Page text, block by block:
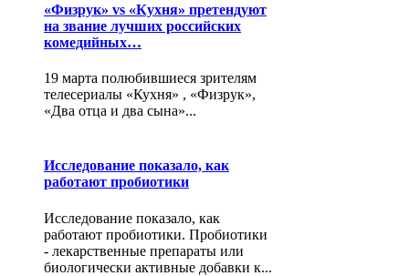
«Физрук» vs «Кухня» претендуют
на звание лучших российских
комедийных…
19 марта полюбившиеся зрителям
телесериалы «Кухня» , «Физрук»,
«Два отца и два сына»...
Исследование показало, как
работают пробиотики
Исследование показало, как
работают пробиотики. Пробиотики
- лекарственные препараты или
биологически активные добавки к...